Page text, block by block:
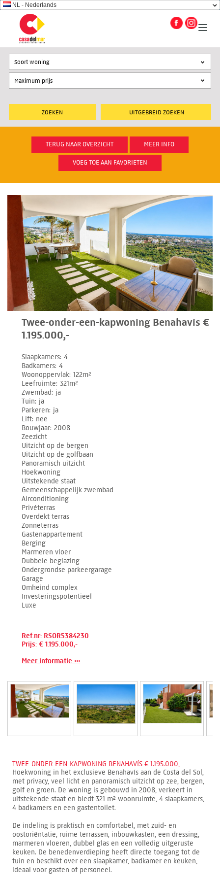
NL - Nederlands
UITGEBREID ZOEKEN
Soort woning
TERUG NAAR OVERZICHT MEER INFO
VOEG TOE AAN FAVORIETEN
Twee-onder-een-kapwoning Benahavís €
1.195.000,-
Slaapkamers 4
Badkamers 4
Woonoppervlak 122m²
Leefruimte 321m²
Zwembad ja
Tuin ja
Parkeren ja
Lift nee
Bouwjaar 2008
Zeezicht
Uitzicht op de bergen
Uitzicht op de golfbaan
Panoramisch uitzicht
Hoekwoning
Uitstekende staat
Gemeenschappelijk zwembad
Airconditioning
Privéterras
Overdekt terras
Zonneterras
Gastenappartement
Berging
Marmeren vloer
Dubbele beglazing
Ondergrondse parkeergarage
Garage
Omheind complex
Investeringspotentieel
Luxe
Ref.nr: RSOR5384230
Prijs: € 1.195.000,-
Meer informatie ›››
TWEE-ONDER-EEN-KAPWONING BENAHAVÍS € 1.195.000,-
Hoekwoning in het exclusieve Benahavís aan de Costa del Sol,
met privacy, veel licht en panoramisch uitzicht op zee, bergen,
golf en groen. De woning is gebouwd in 2008, verkeert in
uitstekende staat en biedt 321 m² woonruimte, 4 slaapkamers,
4 badkamers en een gastentoilet.
De indeling is praktisch en comfortabel, met zuid- en
oostoriëntatie, ruime terrassen, inbouwkasten, een dressing,
marmeren vloeren, dubbel glas en een volledig uitgeruste
keuken. De benedenverdieping heeft directe toegang tot de
tuin en beschikt over een slaapkamer, badkamer en keuken,
ideaal voor gasten of personeel.